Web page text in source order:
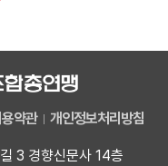
약관 개인정보처리방침
3 경향신문사 14층